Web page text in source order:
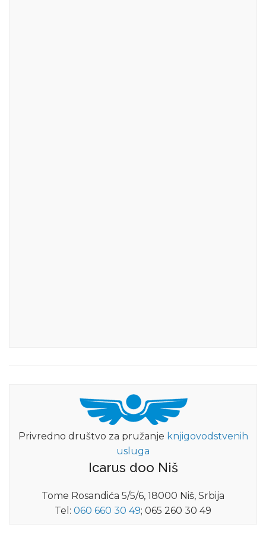
Privredno društvo za pružanje knjigovodstvenih
usluga
Icarus doo Niš
Tome Rosandića 5/5/6, 18000 Niš, Srbija
Tel: 060 660 30 49; 065 260 30 49